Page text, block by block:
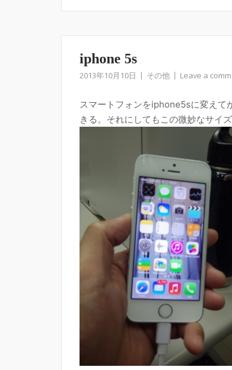
iphone 5s
2013年10月10日 その他 Leave a
スマートフォンをiphone5sに変えて
きる。それにしてもこの微妙なサイ